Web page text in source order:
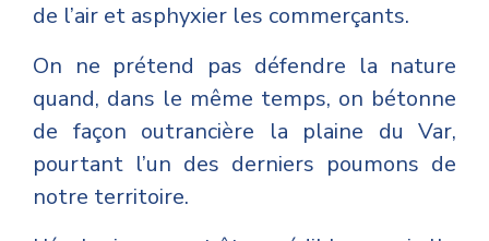
de l’air et asphyxier les commerçants.
On ne prétend pas défendre la nature
quand, dans le même temps, on bétonne
de façon outrancière la plaine du Var,
pourtant l’un des derniers poumons de
notre territoire.